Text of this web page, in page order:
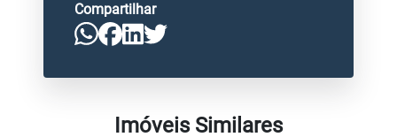
Compartilhar
Imóveis Similares